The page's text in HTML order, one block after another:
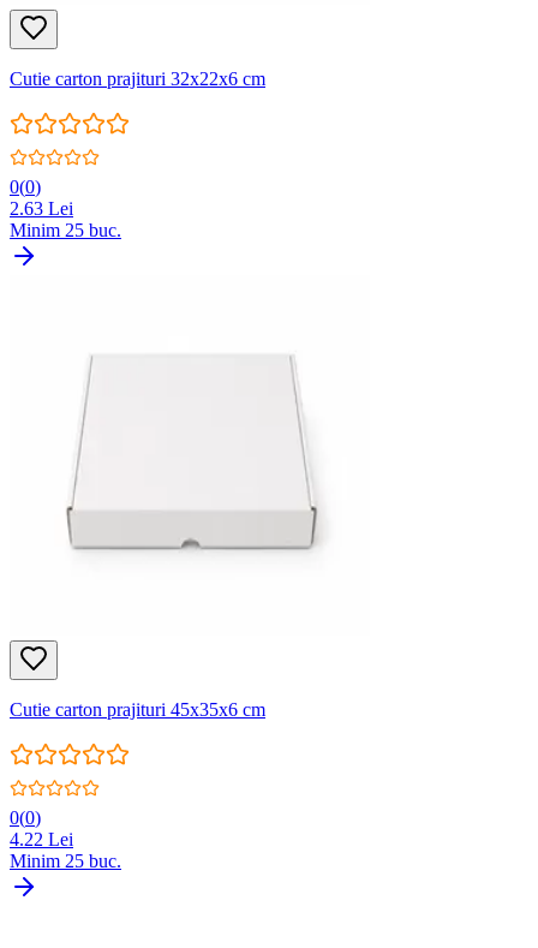
Cutie carton prajituri 32x22x6 cm
0(0)
2.63 Lei
Minim 25 buc.
Cutie carton prajituri 45x35x6 cm
0(0)
4.22 Lei
Minim 25 buc.